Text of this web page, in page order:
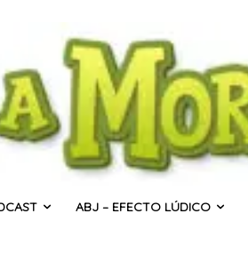
ABJ – EFECTO LÚDICO